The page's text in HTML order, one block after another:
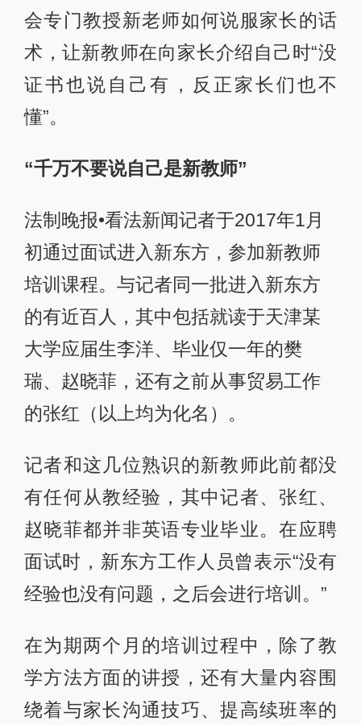
会专门教授新老师如何说服家长的话
术，让新教师在向家长介绍自己时“没
证书也说自己有，反正家长们也不
懂”。
“千万不要说自己是新教师”
法制晚报•看法新闻记者于2017年1月
初通过面试进入新东方，参加新教师
培训课程。与记者同一批进入新东方
的有近百人，其中包括就读于天津某
大学应届生李洋、毕业仅一年的樊
瑞、赵晓菲，还有之前从事贸易工作
的张红（以上均为化名）。
记者和这几位熟识的新教师此前都没
有任何从教经验，其中记者、张红、
赵晓菲都并非英语专业毕业。在应聘
面试时，新东方工作人员曾表示“没有
经验也没有问题，之后会进行培训。”
在为期两个月的培训过程中，除了教
学方法方面的讲授，还有大量内容围
绕着与家长沟通技巧、提高续班率的